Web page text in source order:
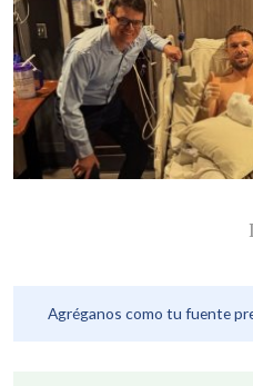
Agréganos como tu fuente